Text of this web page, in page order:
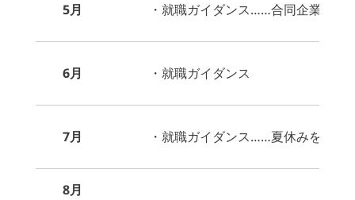
5月 ・就職ガイダンス……合同企業セミ
6月 ・就職ガイダンス
7月 ・就職ガイダンス……夏休みを利用
8月